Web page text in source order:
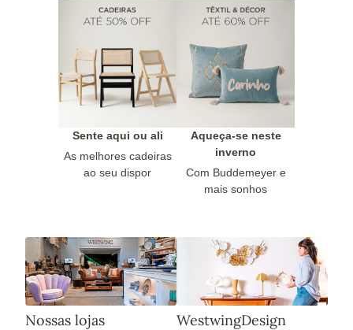
Sente aqui ou ali
As melhores cadeiras
ao seu dispor
Aqueça-se neste
inverno
Com Buddemeyer e
mais sonhos
Nossas lojas WestwingDesign